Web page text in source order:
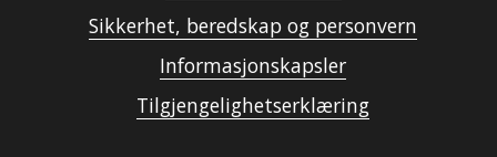
Sikkerhet, beredskap og personvern
Informasjonskapsler
Tilgjengelighetserklæring